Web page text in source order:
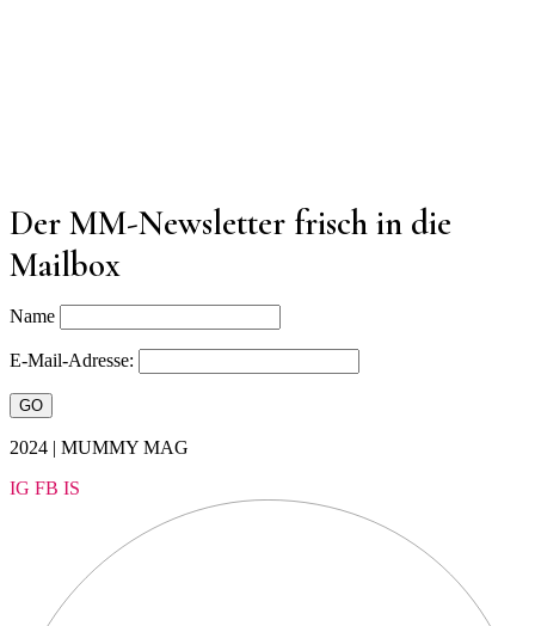
Der MM-Newsletter frisch in die
Mailbox
Name
E-Mail-Adresse:
2024 | MUMMY MAG
IG FB IS